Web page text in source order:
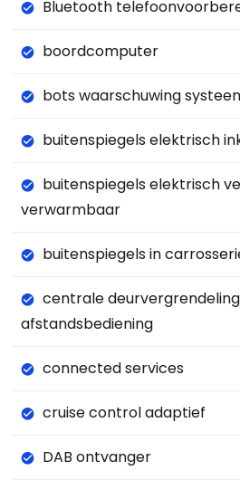
Bluetooth
boordcomputer
bots waarschuwing
buitenspiegels elektrisch
buitenspiegels elektrisch
verwarmbaar
buitenspiegels in
centrale
afstandsbediening
connected services
cruise control adaptief
DAB ontvanger